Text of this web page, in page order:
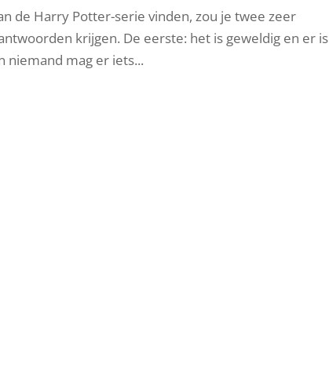
de Harry Potter-serie vinden, zou je twee zeer
krijgen. De eerste: het is geweldig en er is
niemand mag er iets...